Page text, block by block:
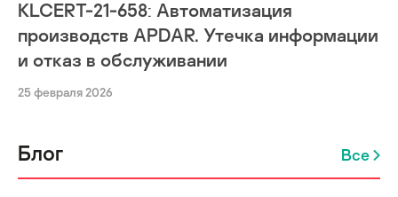
KLCERT-21-658: Автоматизация
производств APDAR. Утечка информации
и отказ в обслуживании
25 февраля 2026
Блог Все